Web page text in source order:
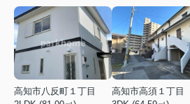
高知市八反町１丁目
高知市高須１丁目